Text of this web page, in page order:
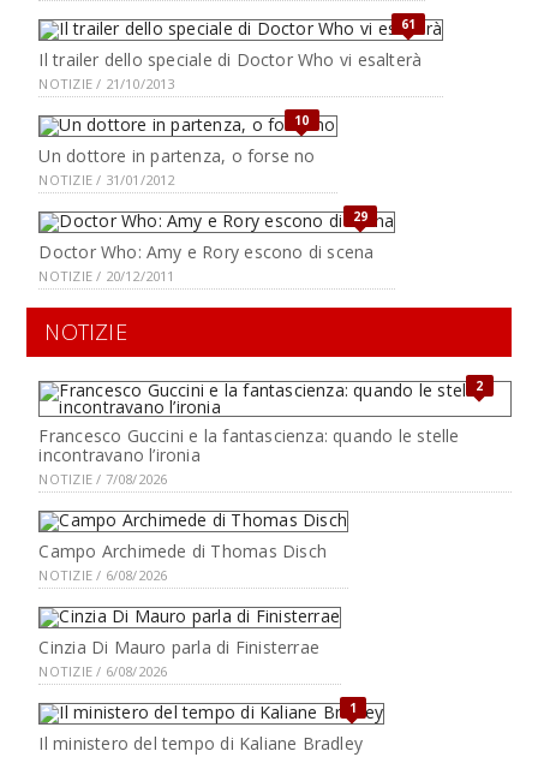
61
Il trailer dello speciale di Doctor Who vi esalterà
NOTIZIE / 21/10/2013
10
Un dottore in partenza, o forse no
NOTIZIE / 31/01/2012
29
Doctor Who: Amy e Rory escono di scena
NOTIZIE / 20/12/2011
NOTIZIE
2
Francesco Guccini e la fantascienza: quando le stelle
incontravano l’ironia
NOTIZIE / 7/08/2026
Campo Archimede di Thomas Disch
NOTIZIE / 6/08/2026
Cinzia Di Mauro parla di Finisterrae
NOTIZIE / 6/08/2026
1
Il ministero del tempo di Kaliane Bradley